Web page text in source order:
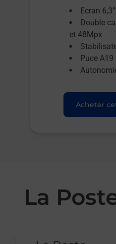
Ecran
Double
et 48Mpx
Puce A19
Acheter
La